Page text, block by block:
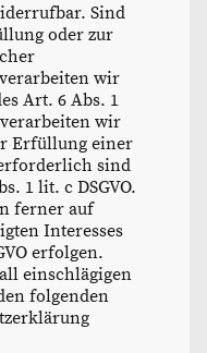
Sind
oder zur
wir
Art. 6 Abs. 1
verarbeiten wir
Erfüllung einer
sind
1 lit. c DSGVO.
ferner auf
Interesses
erfolgen.
einschlägigen
folgenden